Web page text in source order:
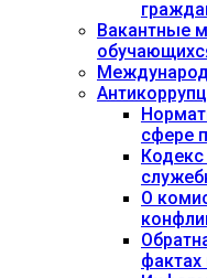
Вакантные
сфере
Кодекс
О
фактах